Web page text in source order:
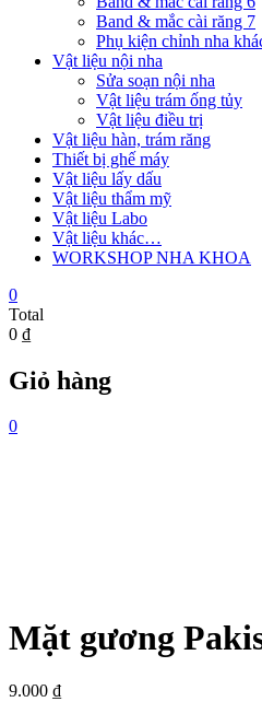
Band & mắc cài răng 7
Phụ kiện chỉnh nha
Vật liệu nội nha
Sửa soạn nội nha
Vật liệu trám ống tủy
Vật liệu điều trị
Vật liệu hàn, trám răng
Thiết bị ghế máy
Vật liệu lấy dấu
Vật liệu thẩm mỹ
Vật liệu Labo
Vật liệu khác…
WORKSHOP NHA KHOA
0
Total
0 ₫
Giỏ hàng
0
Mặt gương
9.000 ₫